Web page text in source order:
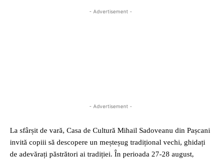
- Advertisement -
- Advertisement -
La sfârșit de vară, Casa de Cultură Mihail Sadoveanu din Pașcani
invită copiii să descopere un meșteșug tradițional vechi, ghidați
de adevărați păstrători ai tradiției. În perioada 27-28 august,